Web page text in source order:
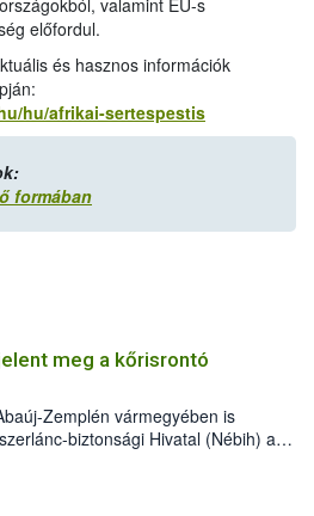
valamint EU-s
előfordul.
és hasznos információk
hu/afrikai-sertespestis
formában
meg a kőrisrontó
Zemplén vármegyében is
biztonsági Hivatal (Nébih) a
(Agrilus planipennis) jelenlétét. A
találták meg, de már fertőzött